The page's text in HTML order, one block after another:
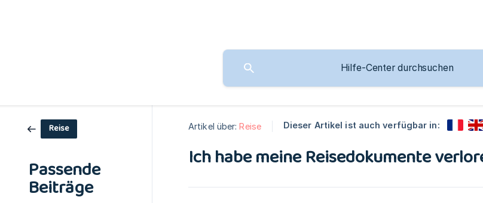
Reise
Passende
Beiträge
Artikel über: Reise Dieser Artikel ist auch verfügbar in:
Ich habe meine Reisedokumente